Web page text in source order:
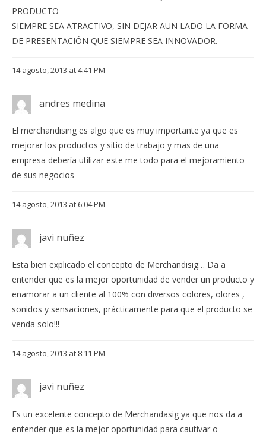
PRODUCTO
SIEMPRE SEA ATRACTIVO, SIN DEJAR AUN LADO LA FORMA
DE PRESENTACIÓN QUE SIEMPRE SEA INNOVADOR.
14 agosto, 2013 at 4:41 PM
andres medina
El merchandising es algo que es muy importante ya que es
mejorar los productos y sitio de trabajo y mas de una
empresa debería utilizar este me todo para el mejoramiento
de sus negocios
14 agosto, 2013 at 6:04 PM
javi nuñez
Esta bien explicado el concepto de Merchandisig… Da a
entender que es la mejor oportunidad de vender un producto y
enamorar a un cliente al 100% con diversos colores, olores ,
sonidos y sensaciones, prácticamente para que el producto se
venda solo!!!
14 agosto, 2013 at 8:11 PM
javi nuñez
Es un excelente concepto de Merchandasig ya que nos da a
entender que es la mejor oportunidad para cautivar o